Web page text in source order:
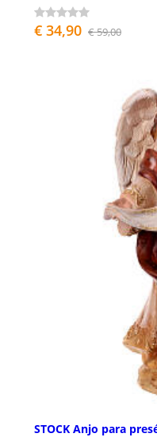
€ 34,90 € 59,00
STOCK Anjo para